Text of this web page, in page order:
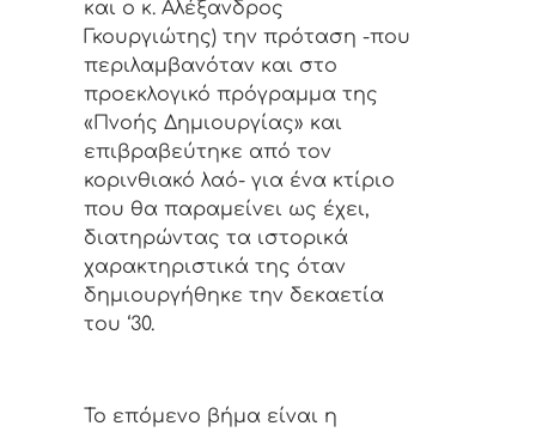
και ο κ. Αλέξανδρος
Γκουργιώτης) την πρόταση -που
περιλαμβανόταν και στο
προεκλογικό πρόγραμμα της
«Πνοής Δημιουργίας» και
επιβραβεύτηκε από τον
κορινθιακό λαό- για ένα κτίριο
που θα παραμείνει ως έχει,
διατηρώντας τα ιστορικά
χαρακτηριστικά της όταν
δημιουργήθηκε την δεκαετία
του ‘30.
Το επόμενο βήμα είναι η